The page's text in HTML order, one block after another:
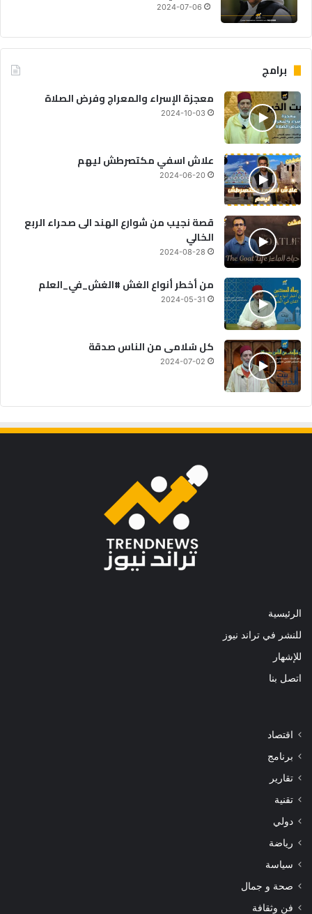
2024-07-06
برامج
معجزة الإسراء والمعراج وفرض الصلاة
2024-10-03
علاش اسفي مكتصرطش ليهم
2024-06-20
قصة نجيب من شوارع الهند الى صحراء الربع
الخالي
2024-08-28
من أخطر أنواع الغش #الغش_في_العلم
2024-05-31
كل سُلامى من الناس صدقة
2024-07-02
الرئيسية
للنشر في تراند نيوز
للإشهار
اتصل بنا
اقتصاد
برنامج
تقارير
تقنية
دولي
رياضة
سياسة
صحة و جمال
فن وثقافة